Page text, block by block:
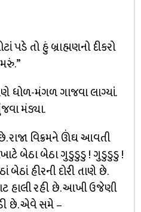
પડે તો હું બ્રાહ્મણનો દીકરો
મંગળ ગાજવા લાગ્યાં.
મંડ્યા.
રાજા વિક્રમને ઊંઘ આવતી
બેઠા બેઠા ગુડુડુડુ ! ગુડુડુડુ !
બેઠાં હીરની દોરી તાણે છે.
હાલી રહી છે. આખી ઉજેણી
છે. એવે સમે –